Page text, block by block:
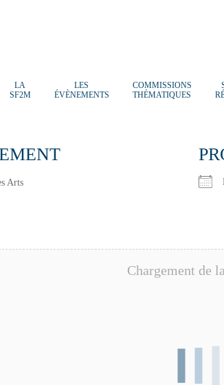
LA
SF2M
LES
ÉVÈNEMENTS
COMMISSIONS
THÉMATIQUES
Arts
Chargement de